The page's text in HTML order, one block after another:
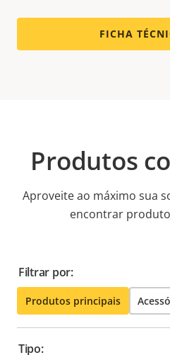
FICHA
Produtos
Aproveite ao máximo sua
encontrar
Filtrar por:
Produtos principais
Tipo: